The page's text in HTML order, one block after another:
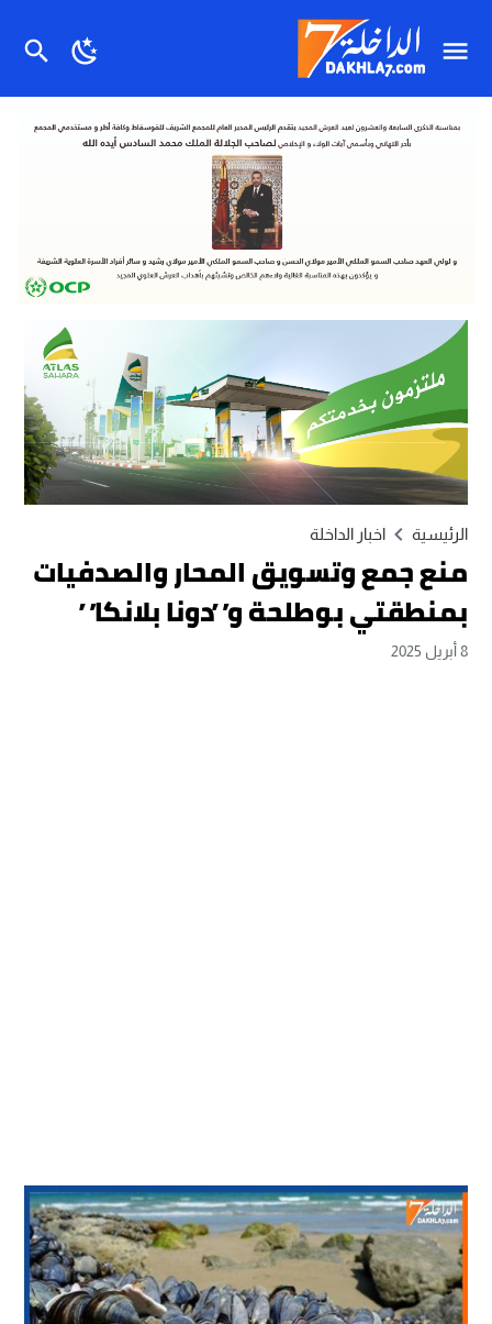
الرئيسية اخبار الداخلة
منع جمع وتسويق المحار والصدفيات
بمنطقتي بوطلحة و”دونا بلانكا”
8 أبريل 2025